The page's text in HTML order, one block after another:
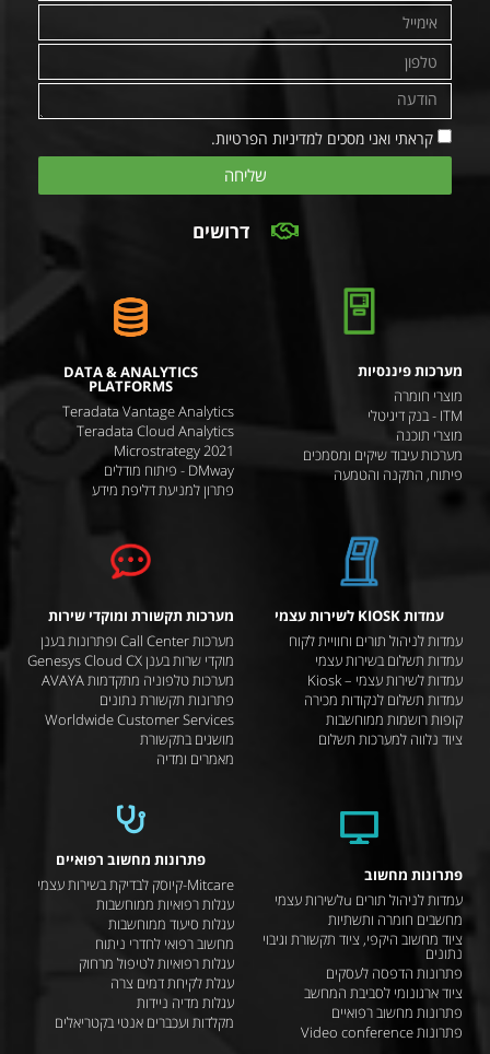
קראתי ואני מסכים למדיניות הפרטיות.
שליחה
דרושים
מערכות פיננסיות
מוצרי חומרה
ITM - בנק דיגיטלי
מוצרי תוכנה
מערכות עיבוד שיקים ומסמכים
פיתוח, התקנה והטמעה
DATA & ANALYTICS
PLATFORMS
Teradata Vantage Analytics
Teradata Cloud Analytics
Microstrategy 2021
DMway - פיתוח מודלים
פתרון למניעת דליפת מידע
עמדות KIOSK לשירות עצמי
עמדות לניהול תורים וחוויית לקוח
עמדות תשלום בשירות עצמי
עמדות לשירות עצמי – Kiosk
עמדות תשלום לנקודות מכירה
קופות רושמות ממוחשבות
ציוד נלווה למערכות תשלום
מערכות תקשורת ומוקדי שירות
מערכות Call Center ופתרונות בענן
מוקדי שרות בענן Genesys Cloud CX
מערכות טלפוניה מתקדמות AVAYA
פתרונות תקשורת נתונים
Worldwide Customer Services
מושגים בתקשורת
מאמרים ומדיה
פתרונות מחשוב
עמדות לניהול תורים uלשירות עצמי
מחשבים חומרה ותשתיות
ציוד מחשוב היקפי, ציוד תקשורת וגיבוי
נתונים
פתרונות הדפסה לעסקים
ציוד ארגונומי לסביבת המחשב
פתרונות מחשוב רפואיים
פתרונות Video conference
פתרונות מחשוב רפואיים
Mitcare-קיוסק לבדיקת בשירות עצמי
עגלות רפואיות ממוחשבות
עגלות סיעוד ממוחשבות
מחשוב רפואי לחדרי ניתוח
עגלות רפואיות לטיפול מרחוק
עגלת לקיחת דמים צרה
עגלות מדיה ניידות
מקלדות ועכברים אנטי בקטריאלים